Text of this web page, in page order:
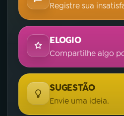
Registre sua
ELOGIO
Compartilhe algo
SUGESTÃO
Envie uma ideia.